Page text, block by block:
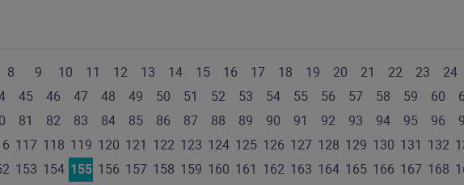
8 9 10 11 12 13 14 15 16 17 18 19 20 21 22 23 24
45 46 47 48 49 50 51 52 53 54 55 56 57 58 59 60
81 82 83 84 85 86 87 88 89 90 91 92 93 94 95 96
117 118 119 120 121 122 123 124 125 126 127 128 129 130 131 132
153 154 155 156 157 158 159 160 161 162 163 164 165 166 167 168